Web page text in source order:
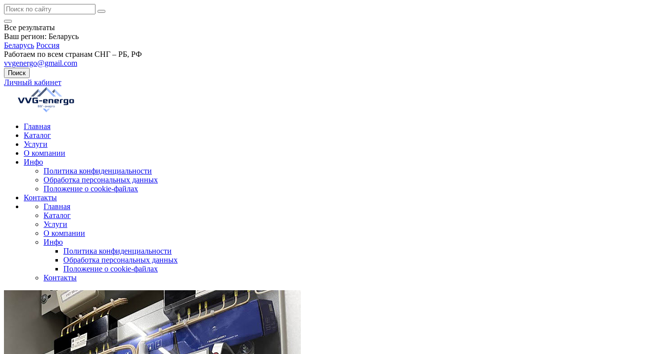
Все результаты
Ваш регион: Беларусь
Беларусь Россия
Работаем по всем странам СНГ – РБ, РФ
vvgenergo@gmail.com
Поиск
Личный кабинет
Главная
Каталог
Услуги
О компании
Инфо
Политика конфиденциальности
Обработка персональных данных
Положение о cookie-файлах
Контакты
Главная
Каталог
Услуги
О компании
Инфо
Политика конфиденциальности
Обработка персональных данных
Положение о cookie-файлах
Контакты